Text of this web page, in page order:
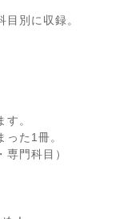
別に収録。
。
た1冊。
門科目）